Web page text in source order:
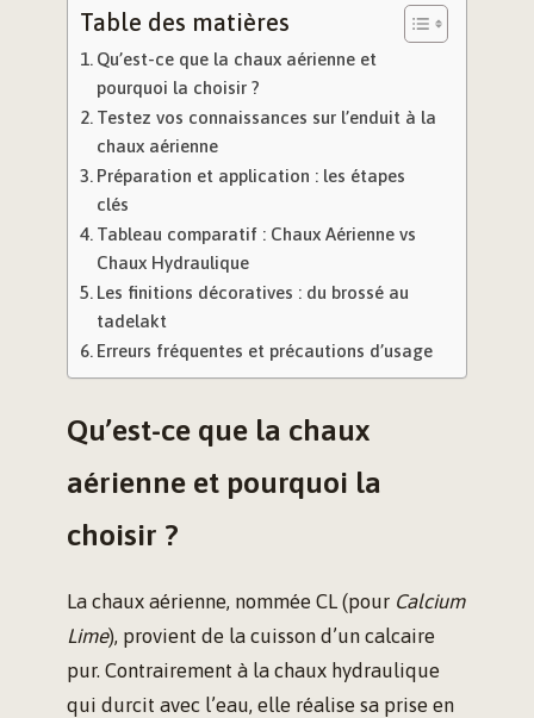
Table des matières
Qu’est-ce que la chaux aérienne et
pourquoi la choisir ?
Testez vos connaissances sur l’enduit à la
chaux aérienne
Préparation et application : les étapes
clés
Tableau comparatif : Chaux Aérienne vs
Chaux Hydraulique
Les finitions décoratives : du brossé au
tadelakt
Erreurs fréquentes et précautions d’usage
Qu’est-ce que la chaux
aérienne et pourquoi la
choisir ?
La chaux aérienne, nommée CL (pour Calcium
Lime), provient de la cuisson d’un calcaire
pur. Contrairement à la chaux hydraulique
qui durcit avec l’eau, elle réalise sa prise en